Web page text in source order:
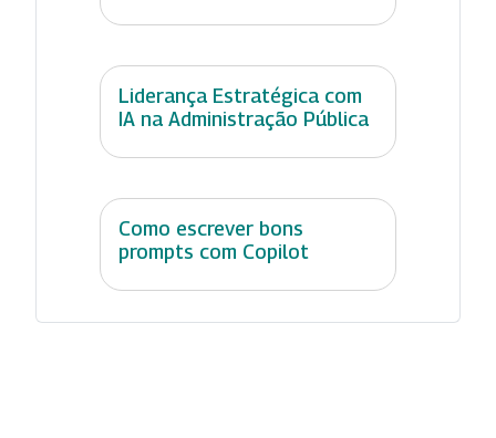
Liderança Estratégica com
IA na Administração Pública
Como escrever bons
prompts com Copilot